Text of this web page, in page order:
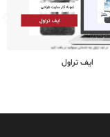
ایف تراول